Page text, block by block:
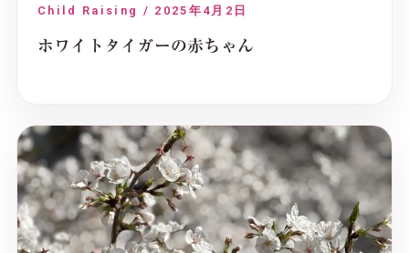
Child Raising / 2025年4月2日
ホワイトタイガーの赤ちゃん